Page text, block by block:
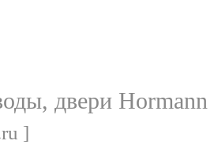
двери Hormann
]